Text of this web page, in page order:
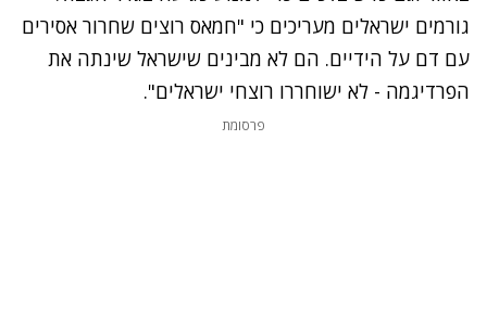
גורמים ישראלים מעריכים כי "חמאס רוצים שחרור אסירים
עם דם על הידיים. הם לא מבינים שישראל שינתה את
הפרדיגמה - לא ישוחררו רוצחי ישראלים".
פרסומת